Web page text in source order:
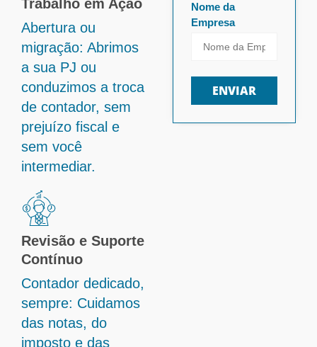
Trabalho em Ação
Abertura ou
migração: Abrimos
a sua PJ ou
conduzimos a troca
de contador, sem
prejuízo fiscal e
sem você
intermediar.
Revisão e Suporte
Contínuo
Contador dedicado,
sempre: Cuidamos
das notas, do
imposto e das
Nome da
Empresa
ENVIAR